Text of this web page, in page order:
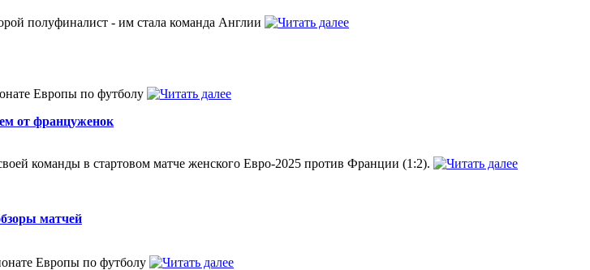
полуфиналист - им стала команда Англии
Европы по футболу
от француженок
команды в стартовом матче женского Евро-2025 против Франции (1:2).
матчей
Европы по футболу